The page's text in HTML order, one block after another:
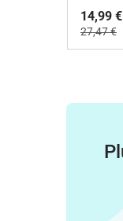
14,99 €
27,47 €